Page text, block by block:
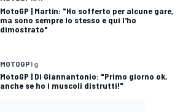
MotoGP | Martín: "Ho sofferto per alcune gare,
ma sono sempre lo stesso e qui l'ho
dimostrato"
MOTOGP1 g
MotoGP | Di Giannantonio: "Primo giorno ok,
anche se ho i muscoli distrutti!"